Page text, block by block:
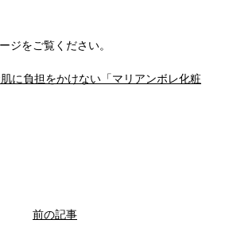
ジをご覧ください。
に負担をかけない「マリアンボレ化粧
前の記事